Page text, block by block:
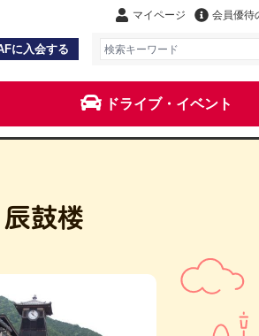
マイページ 会員優待
に入会する
ドライブ・イベント
辰鼓楼